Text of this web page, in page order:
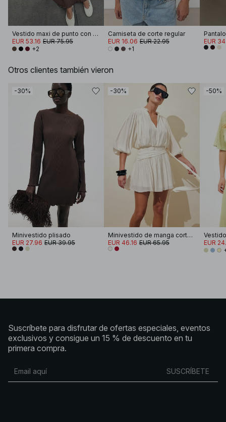
Vestido maxi de punto con volantes y cuello redondo
EUR 53.16 EUR 75.95
+2
Camiseta de corte regular
EUR 16.06 EUR 22.95
+1
EUR
Otros clientes también vieron
-30%
Minivestido plisado
EUR 27.96 EUR 39.95
-30%
Minivestido de manga corta con cintura atada
EUR 46.16 EUR 65.95
-50%
EUR
Suscríbete para disfrutar de ofertas especiales, eventos
exclusivos y consigue un 15 % de descuento en tu
primera compra.
SUSCRÍBETE